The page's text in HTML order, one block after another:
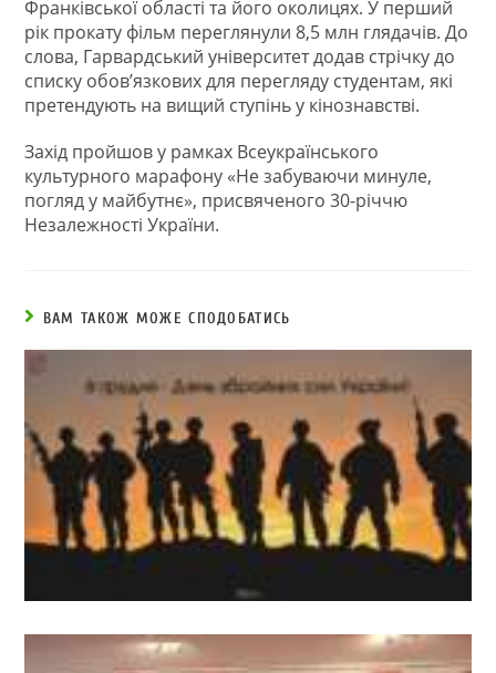
Франківської області та його околицях. У перший
рік прокату фільм переглянули 8,5 млн глядачів. До
слова, Гарвардський університет додав стрічку до
списку обов’язкових для перегляду студентам, які
претендують на вищий ступінь у кінознавстві.
Захід пройшов у рамках Всеукраїнського
культурного марафону «Не забуваючи минуле,
погляд у майбутнє», присвяченого 30-річчю
Незалежності України.
ВАМ ТАКОЖ МОЖЕ СПОДОБАТИСЬ